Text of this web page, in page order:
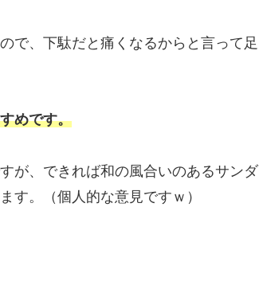
で、下駄だと痛くなるからと言って足
めです。
が、できれば和の風合いのあるサンダ
す。（個人的な意見ですｗ）